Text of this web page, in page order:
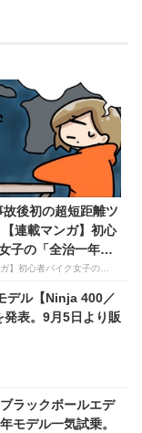
後初の超短距離ツ
連載マンガ】初心
子の「全治一年」
起死回生日記
デル【Ninja 400／
表。9月5日より販
ラックボールエデ
モデル一気試乗。